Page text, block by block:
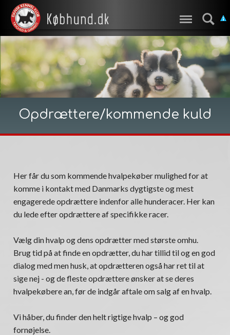
Opdrættere/kommende kuld
Her får du som kommende hvalpekøber mulighed for at
komme i kontakt med Danmarks dygtigste og mest
engagerede opdrættere indenfor alle hunderacer. Her kan
du lede efter opdrættere af specifikke racer.
Vælg din hvalp og dens opdrætter med største omhu.
Brug tid på at finde en opdrætter, du har tillid til og en god
dialog med men husk, at opdrætteren også har ret til at
sige nej - og de fleste opdrættere ønsker at se deres
hvalpekøbere an, før de indgår aftale om salg af en hvalp.
Vi håber, du finder den helt rigtige hvalp – og god
fornøjelse.